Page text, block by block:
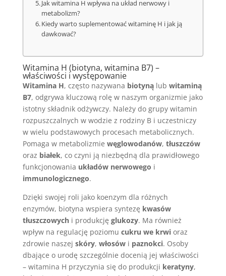
Jak witamina H wpływa na układ nerwowy i
metabolizm?
Kiedy warto suplementować witaminę H i jak ją
dawkować?
Witamina H (biotyna, witamina B7) –
właściwości i występowanie
Witamina H, często nazywana biotynąlub witaminą
B7, odgrywa kluczową rolę w naszym organizmie jako
istotny składnik odżywczy. Należy do grupy witamin
rozpuszczalnych w wodzie z rodziny B i uczestniczy
w wielu podstawowych procesach metabolicznych.
Pomaga w metabolizmie węglowodanów, tłuszczów
oraz białek, co czyni ją niezbędną dla prawidłowego
funkcjonowania układów nerwowego i
immunologicznego.
Dzięki swojej roli jako koenzym dla różnych
enzymów, biotyna wspiera syntezę kwasów
tłuszczowychi produkcję glukozy. Ma również
wpływ na regulację poziomu cukru we krwioraz
zdrowie naszej skóry, włosówi paznokci. Osoby
dbające o urodę szczególnie docenią jej właściwości
– witamina H przyczynia się do produkcji keratyny,